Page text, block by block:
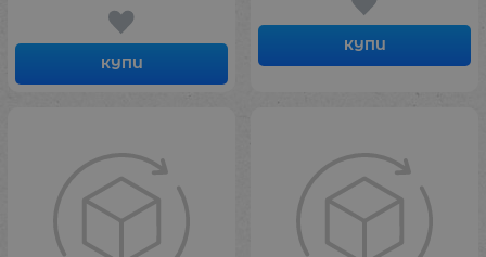
КУПИ
КУПИ